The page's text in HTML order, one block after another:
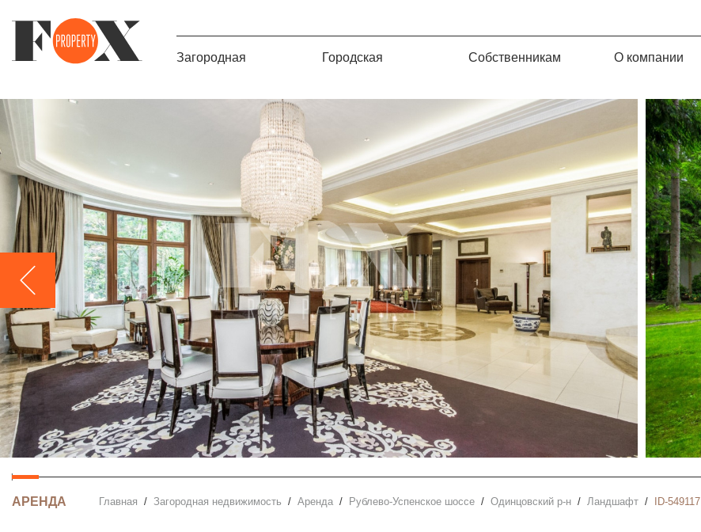
Загородная Городская Собственникам О компании
АРЕНДА Главная Загородная недвижимость Аренда Рублево-Успенское шоссе Одинцовский р-н Ландшафт ID-549117